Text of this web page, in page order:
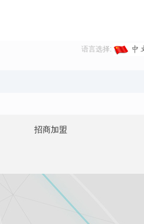
语言选择:
招商加盟